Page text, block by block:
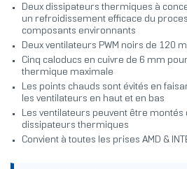
Deux dissipateurs thermiques à
un refroidissement efficace du
composants environnants
Deux ventilateurs PWM noirs de 120
Cinq caloducs en cuivre de 6 mm
thermique maximale
Les points chauds sont évités en
les ventilateurs en haut et en bas
Les ventilateurs peuvent être montés
dissipateurs thermiques
Convient à toutes les prises AMD &